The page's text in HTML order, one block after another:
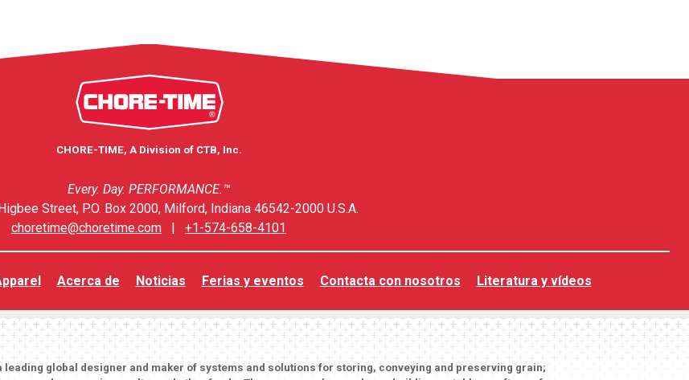
CHORE-TIME, A Division of CTB, Inc.
Every. Day. PERFORMANCE.™
Street, P.O. Box 2000, Milford, Indiana 46542-2000 U.S.A.
choretime@choretime.com | +1-574-658-4101
Acerca de Noticias Ferias y eventos Contacta con nosotros Literatura y vídeos
leading global designer and maker of systems and solutions for storing, conveying and preserving grain;